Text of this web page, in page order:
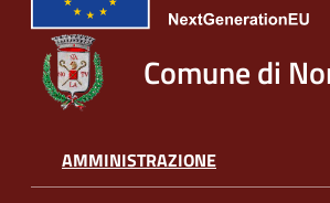
Comune di
AMMINISTRAZIONE